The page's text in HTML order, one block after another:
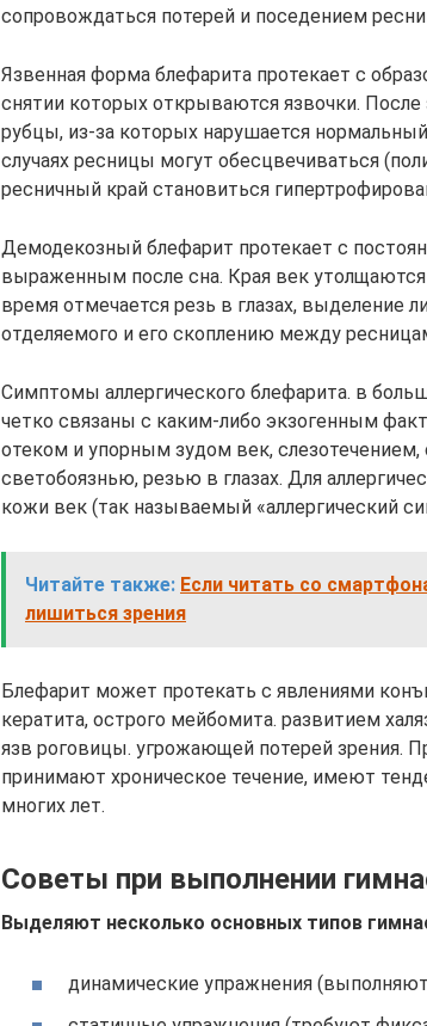
сопровождаться потерей и поседением
Язвенная форма блефарита протекает с
снятии которых открываются язвочки.
рубцы, из-за которых нарушается
случаях ресницы могут обесцвечиваться
ресничный край становиться
Демодекозный блефарит протекает с
выраженным после сна. Края век
время отмечается резь в глазах, выделение
отделяемого и его скоплению между
Симптомы аллергического блефарита. в
четко связаны с каким-либо экзогенным
отеком и упорным зудом век,
светобоязнью, резью в глазах. Для
кожи век (так называемый «аллергический
Читайте также: Если читать со
лишиться зрения
Блефарит может протекать с явлениями
кератита, острого мейбомита. развитием
язв роговицы. угрожающей потерей зрения.
принимают хроническое течение, имеют
многих лет.
Советы при выполнении
Выделяют несколько основных типов
динамические упражнения